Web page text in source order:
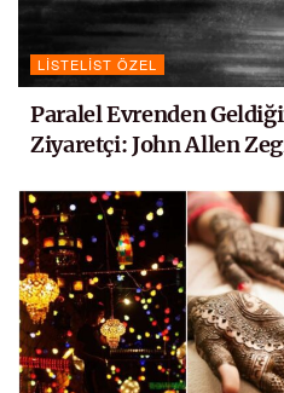
LISTELIST ÖZEL
Paralel Evrenden
Ziyaretçi: John Allen